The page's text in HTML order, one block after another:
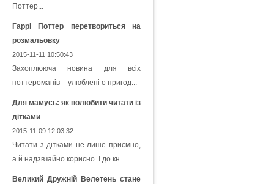
Поттер...
Гаррі Поттер перетвориться на
розмальовку
2015-11-11 10:50:43
Захоплююча новина для всіх
поттероманів - улюблені о пригод...
Для мамусь: як полюбити читати із
дітками
2015-11-09 12:03:32
Читати з дітками не лише приємно,
а й надзвчайно корисно. І до кн...
Великий Дружній Велетень стане